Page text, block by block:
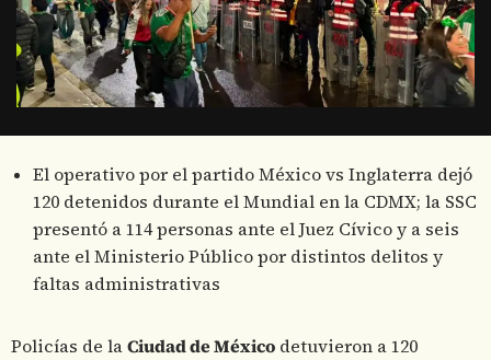
El operativo por el partido México vs Inglaterra dejó
120 detenidos durante el Mundial en la CDMX; la SSC
presentó a 114 personas ante el Juez Cívico y a seis
ante el Ministerio Público por distintos delitos y
faltas administrativas
Policías de laCiudad de México detuvieron a 120